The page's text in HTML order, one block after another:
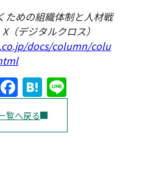
ための組織体制と人材戦
（デジタルクロス）
docs/column/colu
Facebook
Hatena
覧へ戻る